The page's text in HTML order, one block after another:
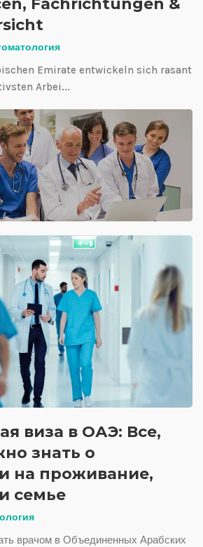
Emirate entwickeln sich rasant
Arbei...
виза в ОАЭ: Все,
знать о
на проживание,
семье
врачом в Объединенных Арабских